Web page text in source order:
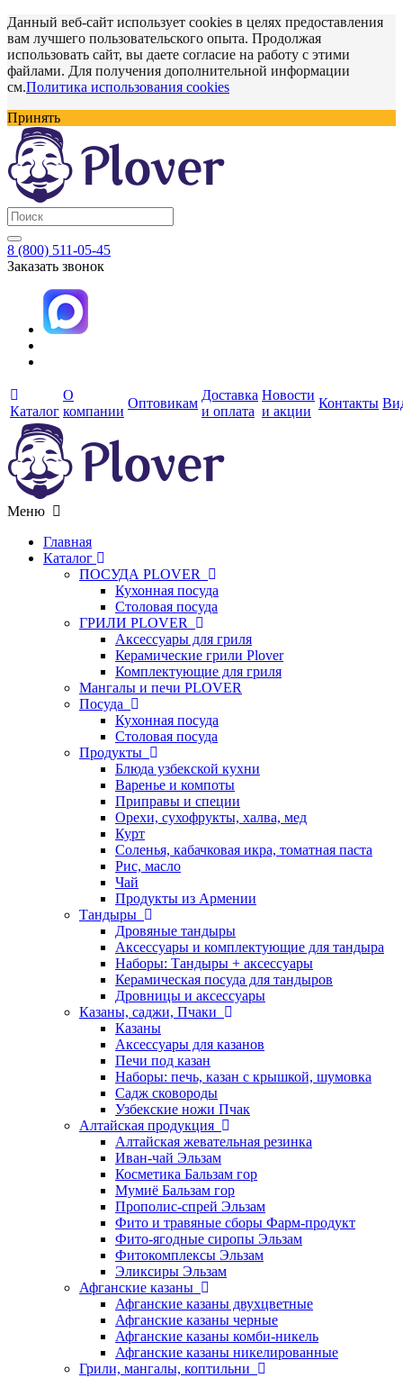
Данный веб-сайт использует cookies в целях предоставления
вам лучшего пользовательского опыта. Продолжая
использовать сайт, вы даете согласие на работу с этими
файлами. Для получения дополнительной информации
см.Политика использования cookies
Принять
8 (800) 511-05-45
Заказать звонок
Каталог
О
компании
Оптовикам
Доставка
и оплата
Новости
и акции
Контакты
Меню
Главная
Каталог
ПОСУДА PLOVER
Кухонная посуда
Столовая посуда
ГРИЛИ PLOVER
Аксессуары для гриля
Керамические грили Plover
Комплектующие для гриля
Мангалы и печи PLOVER
Посуда
Кухонная посуда
Столовая посуда
Продукты
Блюда узбекской кухни
Варенье и компоты
Приправы и специи
Орехи, сухофрукты, халва, мед
Курт
Соленья, кабачковая икра, томатная паста
Рис, масло
Чай
Продукты из Армении
Тандыры
Дровяные тандыры
Аксессуары и комплектующие для тандыра
Наборы: Тандыры + аксессуары
Керамическая посуда для тандыров
Дровницы и аксессуары
Казаны, саджи, Пчаки
Казаны
Аксессуары для казанов
Печи под казан
Наборы: печь, казан с крышкой, шумовка
Садж сковороды
Узбекские ножи Пчак
Алтайская продукция
Алтайская жевательная резинка
Иван-чай Эльзам
Косметика Бальзам гор
Мумиё Бальзам гор
Прополис-спрей Эльзам
Фито и травяные сборы Фарм-продукт
Фито-ягодные сиропы Эльзам
Фитокомплексы Эльзам
Эликсиры Эльзам
Афганские казаны
Афганские казаны двухцветные
Афганские казаны черные
Афганские казаны комби-никель
Афганские казаны никелированные
Грили, мангалы, коптильни